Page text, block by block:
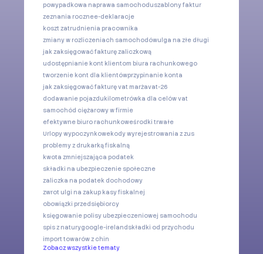
powypadkowa naprawa samochoduszablony faktur
zeznania rocznee-deklaracje
koszt zatrudnienia pracownika
zmiany w rozliczeniach samochodówulga na złe długi
jak zaksięgować fakturę zaliczkową
udostępnianie kont klientom biura rachunkowego
tworzenie kont dla klientówprzypinanie konta
jak zaksięgować fakturę vat marżavat-26
dodawanie pojazdukilometrówka dla celów vat
samochód ciężarowy w firmie
efektywne biuro rachunkoweśrodki trwałe
Urlopy wypoczynkowekody wyrejestrowania z zus
problemy z drukarką fiskalną
kwota zmniejszająca podatek
składki na ubezpieczenie społeczne
zaliczka na podatek dochodowy
zwrot ulgi na zakup kasy fiskalnej
obowiązki przedsiębiorcy
księgowanie polisy ubezpieczeniowej samochodu
spis z naturygoogle-irelandskładki od przychodu
import towarów z chin
Zobacz wszystkie tematy